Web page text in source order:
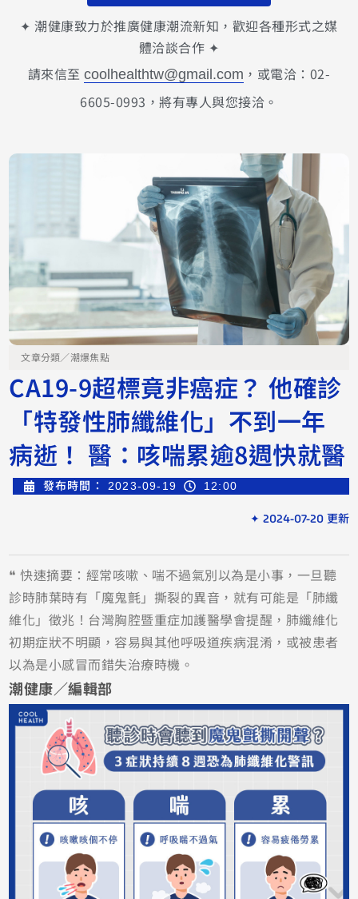
✦ 潮健康致力於推廣健康潮流新知，歡迎各種形式之媒
體洽談合作 ✦
請來信至coolhealthtw@gmail.com ，或電洽：02-
6605-0993，將有專人與您接洽。
文章分類／潮爆焦點
CA19-9超標竟非癌症？ 他確診
「特發性肺纖維化」不到一年
病逝！ 醫：咳喘累逾8週快就醫
發布時間： 2023-09-19 12:00
✦ 2024-07-20 更新
❝ 快速摘要：經常咳嗽、喘不過氣別以為是小事，一旦聽
診時肺葉時有「魔鬼氈」撕裂的異音，就有可能是「肺纖
維化」徵兆！台灣胸腔暨重症加護醫學會提醒，肺纖維化
初期症狀不明顯，容易與其他呼吸道疾病混淆，或被患者
以為是小感冒而錯失治療時機。
潮健康／編輯部